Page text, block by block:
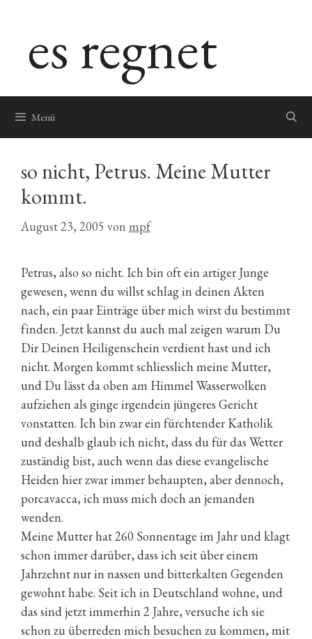
springenes regnet
Menü
so nicht, Petrus. Meine Mutter
kommt.
August 23, 2005 von mpf
Petrus, also so nicht. Ich bin oft ein artiger Junge
gewesen, wenn du willst schlag in deinen Akten
nach, ein paar Einträge über mich wirst du bestimmt
finden. Jetzt kannst du auch mal zeigen warum Du
Dir Deinen Heiligenschein verdient hast und ich
nicht. Morgen kommt schliesslich meine Mutter,
und Du lässt da oben am Himmel Wasserwolken
aufziehen als ginge irgendein jüngeres Gericht
vonstatten. Ich bin zwar ein fürchtender Katholik
und deshalb glaub ich nicht, dass du für das Wetter
zuständig bist, auch wenn das diese evangelische
Heiden hier zwar immer behaupten, aber dennoch,
porcavacca, ich muss mich doch an jemanden
wenden.
Meine Mutter hat 260 Sonnentage im Jahr und klagt
schon immer darüber, dass ich seit über einem
Jahrzehnt nur in nassen und bitterkalten Gegenden
gewohnt habe. Seit ich in Deutschland wohne, und
das sind jetzt immerhin 2 Jahre, versuche ich sie
schon zu überreden mich besuchen zu kommen, mit